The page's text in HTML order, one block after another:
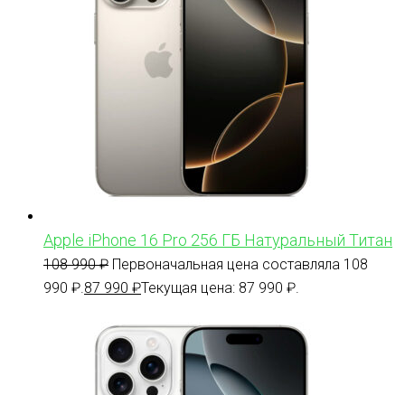
Apple iPhone 16 Pro 256 ГБ Натуральный Титан
108 990₽ Первоначальная цена составляла 108
990 ₽. 87 990 ₽Текущая цена: 87 990 ₽.